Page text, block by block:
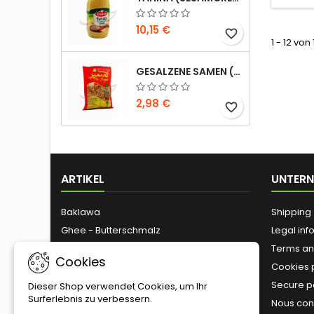
10,15 € favorite_border
GESALZENE SAMEN (GROSSE GRÖSSE) ALSAMIR 300G
2,98 € favorite_border
1 - 12
ARTIKEL
Baklawa
Ghee - Butterschmalz
Tahini
Zaitoune
Geröstete Nüsse
Shipping
Legal
Terms
Cookies
Secure
Nous
Cookies
Dieser Shop verwendet Cookies, um Ihr
Surferlebnis zu verbessern.